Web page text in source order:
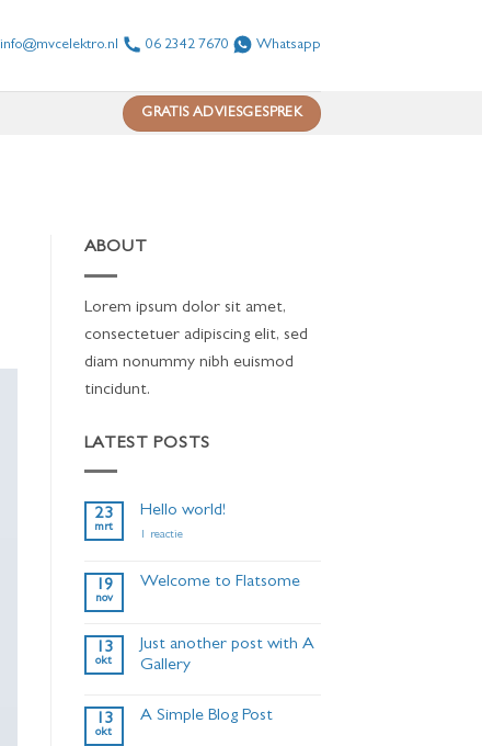
info@mvcelektro.nl 06 2342 7670 Whatsapp
GRATIS ADVIESGESPREK
ABOUT
Lorem ipsum dolor sit amet,
consectetuer adipiscing elit, sed
diam nonummy nibh euismod
tincidunt.
LATEST POSTS
23
mrt
Hello world!
1 reactieop
19
nov
Welcome to Flatsome
Welcome
to
13
okt
Just another post with A
Gallery
op
13
okt
A Simple Blog Post